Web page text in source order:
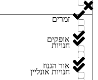
זמרים
חנויות
חנויות אונליין
אופקים
אור הגנוז